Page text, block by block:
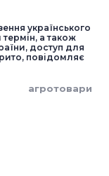
українського
термін, а також
доступ для
повідомляє
агротовари